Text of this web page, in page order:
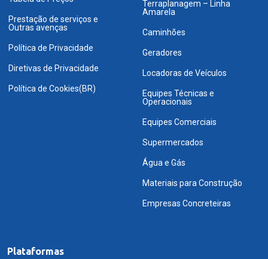
Prestação de serviços e
Outras avenças
Política de Privacidade
Diretivas de Privacidade
Política de Cookies(BR)
Terraplanagem – Linha
Amarela
Caminhões
Geradores
Locadoras de Veículos
Equipes Técnicas e
Operacionais
Equipes Comerciais
Supermercados
Água e Gás
Materiais para Construção
Empresas Concreteiras
Plataformas